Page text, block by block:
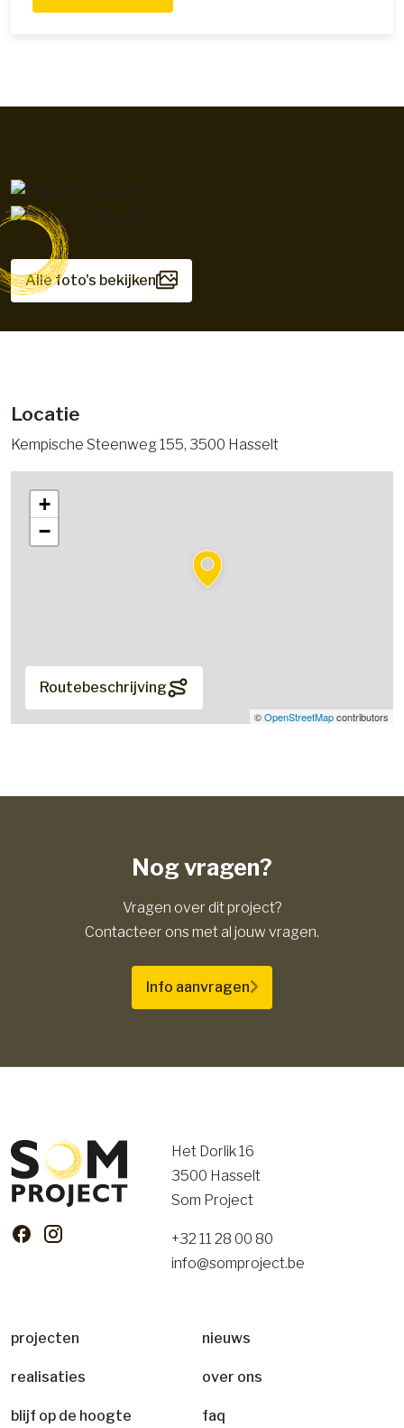
Alle foto's bekijken
Locatie
Kempische Steenweg 155, 3500 Hasselt
+
−
©OpenStreetMapcontributors
Routebeschrijving
Nog vragen?
Vragen over dit project?
Contacteer ons met al jouw vragen.
Info aanvragen
Het Dorlik 16
3500 Hasselt
Som Project
+32 11 28 00 80
info@somproject.be
projecten nieuws
realisaties over ons
blijf op de hoogte faq